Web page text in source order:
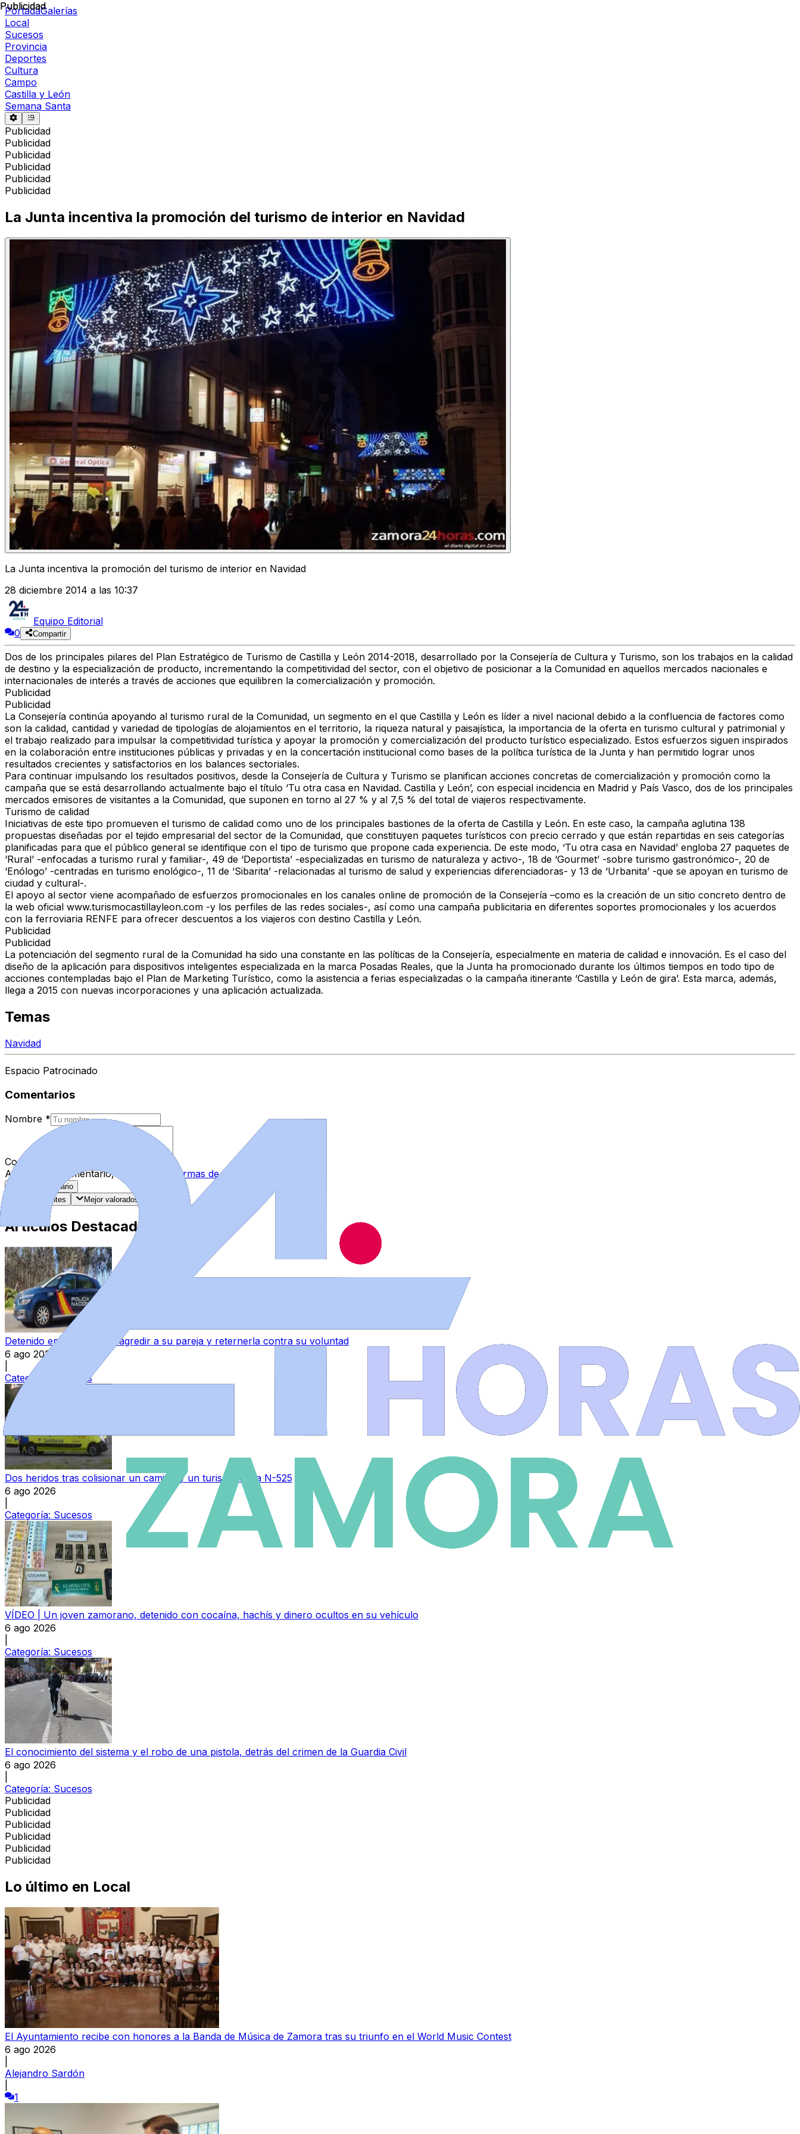
PortadaGalerías
Local
Sucesos
Provincia
Deportes
Cultura
Campo
Castilla y León
Semana Santa
Publicidad
Publicidad
Publicidad
Publicidad
Publicidad
Publicidad
Publicidad
La Junta incentiva la promoción del turismo de interior en Navidad
La Junta incentiva la promoción del turismo de interior en Navidad
28 diciembre 2014 a las 10:37
Equipo Editorial
0
Compartir
Dos de los principales pilares del Plan Estratégico de Turismo de Castilla y León 2014-2018, desarrollado por la Consejería de Cultura y Turismo, son los trabajos en la calidad
de destino y la especialización de producto, incrementando la competitividad del sector, con el objetivo de posicionar a la Comunidad en aquellos mercados nacionales e
internacionales de interés a través de acciones que equilibren la comercialización y promoción.
Publicidad
Publicidad
La Consejería continúa apoyando al turismo rural de la Comunidad, un segmento en el que Castilla y León es líder a nivel nacional debido a la confluencia de factores como
son la calidad, cantidad y variedad de tipologías de alojamientos en el territorio, la riqueza natural y paisajística, la importancia de la oferta en turismo cultural y patrimonial y
el trabajo realizado para impulsar la competitividad turística y apoyar la promoción y comercialización del producto turístico especializado. Estos esfuerzos siguen inspirados
en la colaboración entre instituciones públicas y privadas y en la concertación institucional como bases de la política turística de la Junta y han permitido lograr unos
resultados crecientes y satisfactorios en los balances sectoriales.
Para continuar impulsando los resultados positivos, desde la Consejería de Cultura y Turismo se planifican acciones concretas de comercialización y promoción como la
campaña que se está desarrollando actualmente bajo el título ‘Tu otra casa en Navidad. Castilla y León’, con especial incidencia en Madrid y País Vasco, dos de los principales
mercados emisores de visitantes a la Comunidad, que suponen en torno al 27 % y al 7,5 % del total de viajeros respectivamente.
Turismo de calidad
Iniciativas de este tipo promueven el turismo de calidad como uno de los principales bastiones de la oferta de Castilla y León. En este caso, la campaña aglutina 138
propuestas diseñadas por el tejido empresarial del sector de la Comunidad, que constituyen paquetes turísticos con precio cerrado y que están repartidas en seis categorías
planificadas para que el público general se identifique con el tipo de turismo que propone cada experiencia. De este modo, ‘Tu otra casa en Navidad’ engloba 27 paquetes de
‘Rural’ -enfocadas a turismo rural y familiar-, 49 de ‘Deportista’ -especializadas en turismo de naturaleza y activo-, 18 de ‘Gourmet’ -sobre turismo gastronómico-, 20 de
‘Enólogo’ -centradas en turismo enológico-, 11 de ‘Sibarita’ -relacionadas al turismo de salud y experiencias diferenciadoras- y 13 de ‘Urbanita’ -que se apoyan en turismo de
ciudad y cultural-.
El apoyo al sector viene acompañado de esfuerzos promocionales en los canales online de promoción de la Consejería –como es la creación de un sitio concreto dentro de
la web oficial www.turismocastillayleon.com -y los perfiles de las redes sociales-, así como una campaña publicitaria en diferentes soportes promocionales y los acuerdos
con la ferroviaria RENFE para ofrecer descuentos a los viajeros con destino Castilla y León.
Publicidad
Publicidad
La potenciación del segmento rural de la Comunidad ha sido una constante en las políticas de la Consejería, especialmente en materia de calidad e innovación. Es el caso del
diseño de la aplicación para dispositivos inteligentes especializada en la marca Posadas Reales, que la Junta ha promocionado durante los últimos tiempos en todo tipo de
acciones contempladas bajo el Plan de Marketing Turístico, como la asistencia a ferias especializadas o la campaña itinerante ‘Castilla y León de gira’. Esta marca, además,
llega a 2015 con nuevas incorporaciones y una aplicación actualizada.
Temas
Navidad
Espacio Patrocinado
Comentarios
Nombre *
Comentario
Al enviar tu comentario, aceptas las
normas de comentarios
Enviar Comentario
Más recientes
Mejor valorados
Artículos Destacados
Detenido en Zamora por agredir a su pareja y reternerla contra su voluntad
6 ago 2026
Categoría:
Sucesos
Dos heridos tras colisionar un camión y un turismo en la N-525
6 ago 2026
Categoría: Sucesos
VÍDEO | Un joven zamorano, detenido con cocaína, hachís y dinero ocultos en su vehículo
6 ago 2026
Categoría: Sucesos
El conocimiento del sistema y el robo de una pistola, detrás del crimen de la Guardia Civil
6 ago 2026
Categoría: Sucesos
Publicidad
Publicidad
Publicidad
Publicidad
Publicidad
Publicidad
Lo último en Local
El Ayuntamiento recibe con honores a la Banda de Música de Zamora tras su triunfo en el World Music Contest
6 ago 2026
Alejandro Sardón
1
Publicidad